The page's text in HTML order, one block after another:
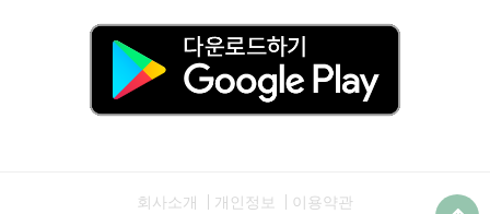
회사소개 개인정보 이용약관